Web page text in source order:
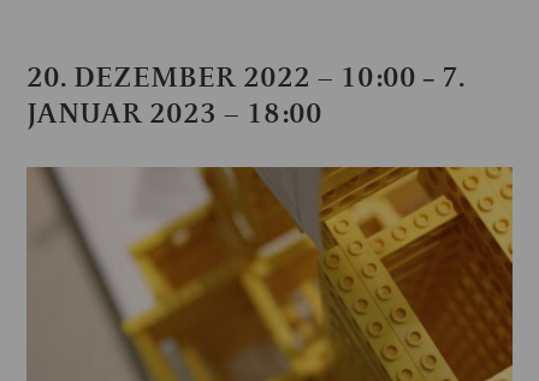
20. DEZEMBER 2022 – 10:00 – 7.
JANUAR 2023 – 18:00